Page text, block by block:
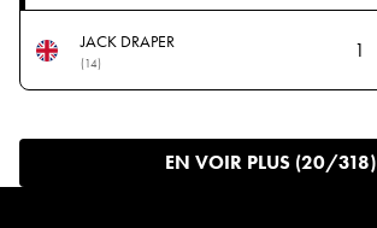
JACK DRAPER
(14)
1
EN VOIR PLUS (20/318)